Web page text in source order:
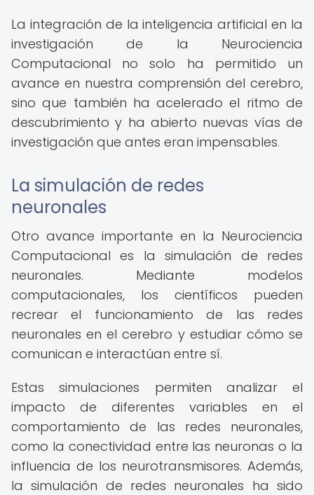
La integración de la inteligencia artificial en la
investigación de la Neurociencia
Computacional no solo ha permitido un
avance en nuestra comprensión del cerebro,
sino que también ha acelerado el ritmo de
descubrimiento y ha abierto nuevas vías de
investigación que antes eran impensables.
La simulación de redes
neuronales
Otro avance importante en la Neurociencia
Computacional es la simulación de redes
neuronales. Mediante modelos
computacionales, los científicos pueden
recrear el funcionamiento de las redes
neuronales en el cerebro y estudiar cómo se
comunican e interactúan entre sí.
Estas simulaciones permiten analizar el
impacto de diferentes variables en el
comportamiento de las redes neuronales,
como la conectividad entre las neuronas o la
influencia de los neurotransmisores. Además,
la simulación de redes neuronales ha sido